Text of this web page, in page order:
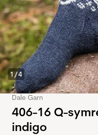
1 /4
Dale Garn
406-16 Q-
indigo